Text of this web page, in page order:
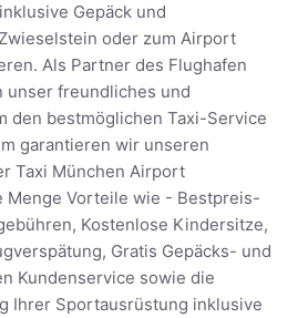
Gepäck und
oder zum Airport
Als Partner des Flughafen
unser freundliches und
den bestmöglichen Taxi-Service
garantieren wir unseren
Taxi München Airport
Menge Vorteile wie - Bestpreis-
Kostenlose Kindersitze,
Gratis Gepäcks- und
Kundenservice sowie die
Ihrer Sportausrüstung inklusive